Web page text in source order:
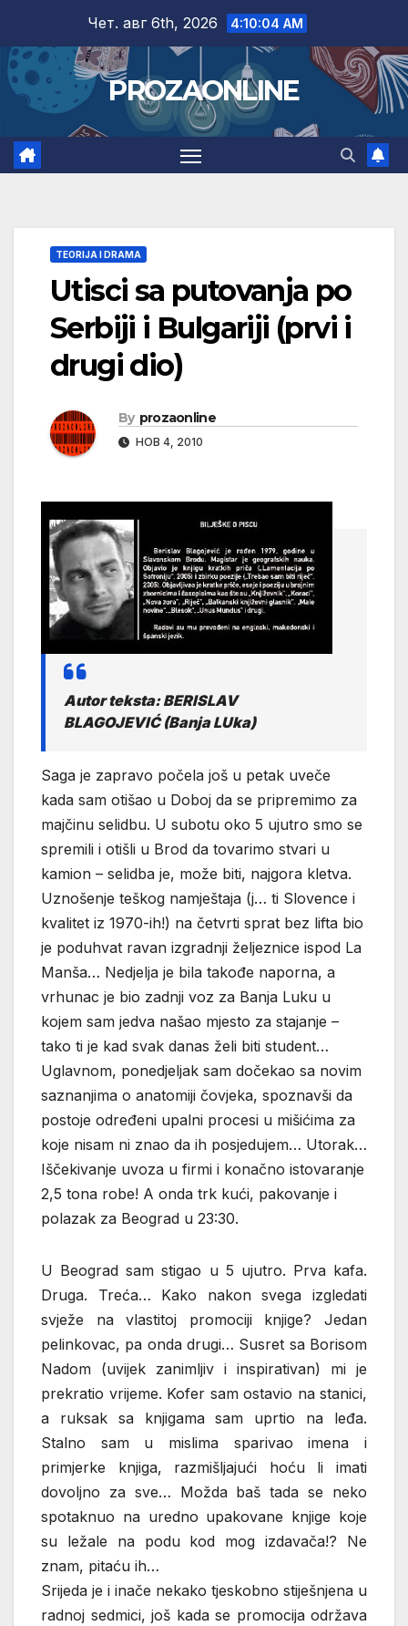
content
Чет. авг 6th, 2026 4:10:05 AM
PROZAONLINE
TEORIJA I DRAMA
Utisci sa putovanja po
Serbiji i Bulgariji (prvi i
drugi dio)
By prozaonline
НОВ 4, 2010
Autor teksta: BERISLAV
BLAGOJEVIĆ (Banja LUka)
Saga je zapravo počela još u petak uveče
kada sam otišao u Doboj da se pripremimo za
majčinu selidbu. U subotu oko 5 ujutro smo se
spremili i otišli u Brod da tovarimo stvari u
kamion – selidba je, može biti, najgora kletva.
Uznošenje teškog namještaja (j… ti Slovence i
kvalitet iz 1970-ih!) na četvrti sprat bez lifta bio
je poduhvat ravan izgradnji željeznice ispod La
Manša… Nedjelja je bila takođe naporna, a
vrhunac je bio zadnji voz za Banja Luku u
kojem sam jedva našao mjesto za stajanje –
tako ti je kad svak danas želi biti student…
Uglavnom, ponedjeljak sam dočekao sa novim
saznanjima o anatomiji čovjeka, spoznavši da
postoje određeni upalni procesi u mišićima za
koje nisam ni znao da ih posjedujem… Utorak…
Iščekivanje uvoza u firmi i konačno istovaranje
2,5 tona robe! A onda trk kući, pakovanje i
polazak za Beograd u 23:30.
U Beograd sam stigao u 5 ujutro. Prva kafa.
Druga. Treća… Kako nakon svega izgledati
svježe na vlastitoj promociji knjige? Jedan
pelinkovac, pa onda drugi… Susret sa Borisom
Nadom (uvijek zanimljiv i inspirativan) mi je
prekratio vrijeme. Kofer sam ostavio na stanici,
a ruksak sa knjigama sam uprtio na leđa.
Stalno sam u mislima sparivao imena i
primjerke knjiga, razmišljajući hoću li imati
dovoljno za sve… Možda baš tada se neko
spotaknuo na uredno upakovane knjige koje
su ležale na podu kod mog izdavača!? Ne
znam, pitaću ih…
Srijeda je i inače nekako tjeskobno stiješnjena u
radnoj sedmici, još kada se promocija održava